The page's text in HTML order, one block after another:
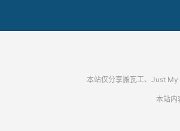
本站仅分享搬瓦工、Just My
本站内